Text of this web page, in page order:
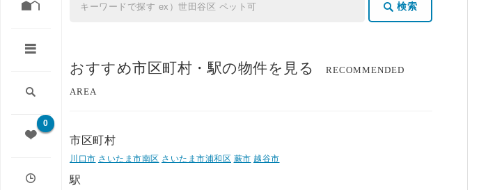
0
検索
おすすめ市区町村・駅の物件を見る RECOMMENDED
AREA
市区町村
川口市 さいたま市南区 さいたま市浦和区 蕨市 越谷市
駅